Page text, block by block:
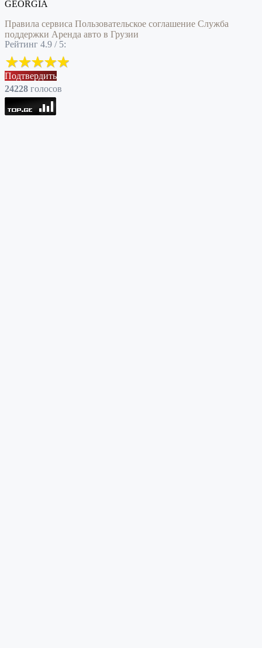
GEORGIA
Правила сервиса Пользовательское соглашение Служба
поддержки Аренда авто в Грузии
Рейтинг 4.9 / 5:
Подтвердить
24228 голоcов